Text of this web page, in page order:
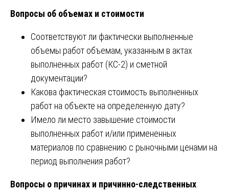
Вопросы об объемах и стоимости
Соответствуют ли фактически выполненные
объемы работ объемам, указанным в актах
выполненных работ (КС-2) и сметной
документации?
Какова фактическая стоимость выполненных
работ на объекте на определенную дату?
Имело ли место завышение стоимости
выполненных работ и/или примененных
материалов по сравнению с рыночными ценами на
период выполнения работ?
Вопросы о причинах и причинно-следственных